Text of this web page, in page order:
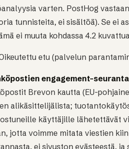
varten. PostHog
tunnisteita, ei sisältöä). Se ei
ei muuta kohdassa 4.2
etu (palvelun
engagement-
Brevon kautta (EU-
alikäsittelijälista;
käyttäjille lähetettävät
jotta voimme mitata viestien
ei sivuston evästeestä,